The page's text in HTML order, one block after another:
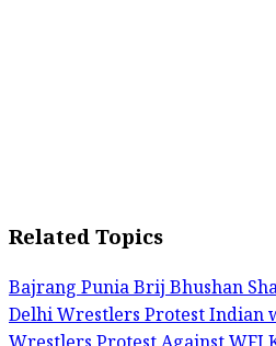
Related Topics
Bajrang PuniaBrij Bhushan
Delhi Wrestlers ProtestIndian